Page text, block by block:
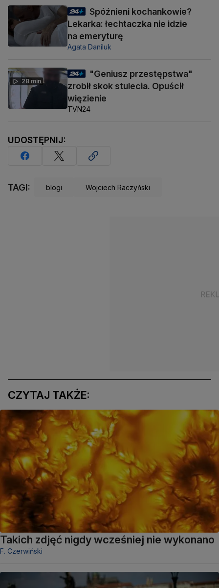
Spóźnieni kochankowie?
Lekarka: łechtaczka nie idzie
na emeryturę
Agata Daniluk
28 min
"Geniusz przestępstwa"
zrobił skok stulecia. Opuścił
więzienie
TVN24
UDOSTĘPNIJ:
TAGI: blogi Wojciech Raczyński
CZYTAJ TAKŻE:
Takich zdjęć nigdy wcześniej nie wykonano
F. Czerwiński